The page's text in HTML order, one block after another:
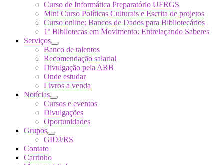
Curso de Informática Preparatório UFRGS
Mini Curso Políticas Culturais e Escrita de projetos
Curso online: Bancos de Dados para Bibliotecários
1º Bibliotecas em Movimento: Entrelaçando Saberes
Serviços
Banco de talentos
Recomendação salarial
Divulgação pela ARB
Onde estudar
Livros a venda
Notícias
Cursos e eventos
Divulgações
Oportunidades
Grupos
GIDJ/RS
Contato
Carrinho